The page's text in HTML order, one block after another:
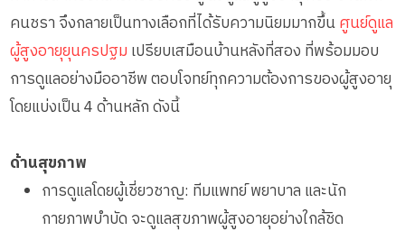
คนชรา จึงกลายเป็นทางเลือกที่ได้รับความนิยมมากขึ้นศูนย์ดูแล
ผู้สูงอายุยุนครปฐม เปรียบเสมือนบ้านหลังที่สอง ที่พร้อมมอบ
การดูแลอย่างมืออาชีพ ตอบโจทย์ทุกความต้องการของผู้สูงอายุ
โดยแบ่งเป็น 4 ด้านหลัก ดังนี้
ด้านสุขภาพ
การดูแลโดยผู้เชี่ยวชาญ: ทีมแพทย์ พยาบาล และนัก
กายภาพบำบัด จะดูแลสุขภาพผู้สูงอายุอย่างใกล้ชิด